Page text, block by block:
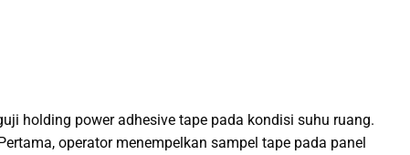
holding power adhesive tape pada kondisi suhu ruang.
operator menempelkan sampel tape pada panel